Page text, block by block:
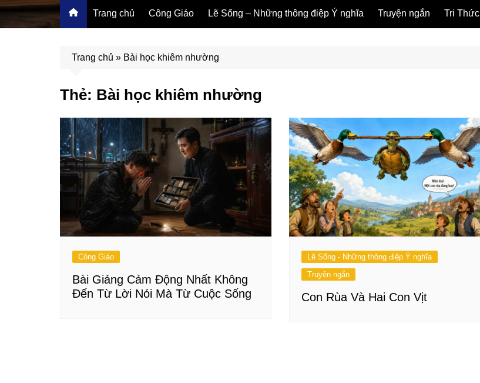
Trang chủ Công Giáo Lẽ Sống – Những thông điệp Ý nghĩa Truyện ngắn Tri
Trang chủ » Bài học khiêm nhường
Thẻ: Bài học khiêm nhường
Công Giáo
Bài Giảng Cảm Động Nhất Không
Đến Từ Lời Nói Mà Từ Cuộc Sống
Lẽ Sống - Những thông điệp Ý nghĩa
Truyện ngắn
Con Rùa Và Hai Con Vịt